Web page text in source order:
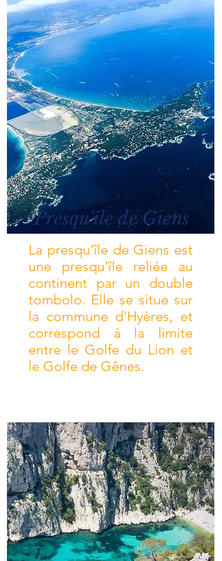
Presqu'île de Giens
La presqu'île de Giens est
une presqu'île reliée au
continent par un double
tombolo. Elle se situe sur
la commune d'Hyères, et
correspond à la limite
entre le Golfe du Lion et
le Golfe de Gênes.